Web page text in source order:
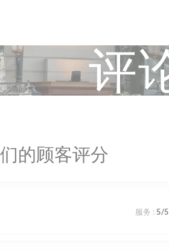
评
的顾客评分
服务 : 5/5